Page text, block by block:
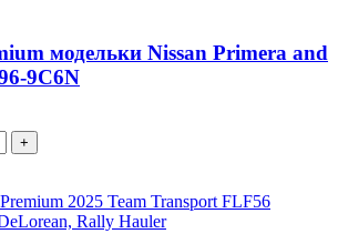
модельки Nissan Primera and
9C6N